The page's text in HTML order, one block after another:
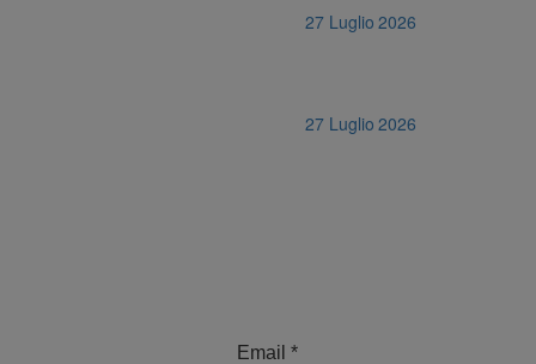
27 Luglio 2026
27 Luglio 2026
Email *